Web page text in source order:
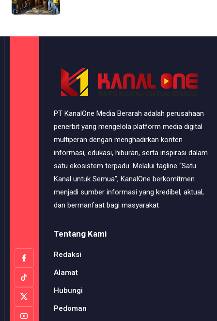
PT KanalOne Media Berarah adalah perusahaan
penerbit yang mengelola platform media digital
multiperan dengan menghadirkan konten
informasi, edukasi, hiburan, serta inspirasi dalam
satu ekosistem terpadu. Melalui tagline “Satu
Kanal untuk Semua”, KanalOne berkomitmen
menjadi sumber informasi yang kredibel, aktual,
dan bermanfaat bagi masyarakat
Tentang Kami
Redaksi
Alamat
Hubungi
Pedoman